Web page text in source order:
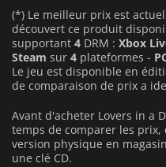
(*) Le meilleur prix est
découvert ce produit
supportant 4 DRM : Xbox
Steam sur 4 plateformes -
Le jeu est disponible en
de comparaison de prix a
Avant d'acheter Lovers in a
temps de comparer les
version physique en
une clé CD.